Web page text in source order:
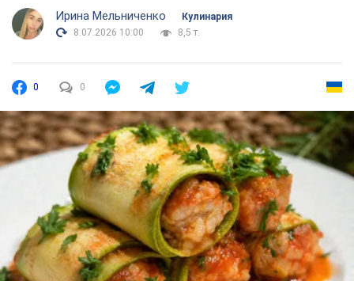
Ирина Мельниченко
Кулинария
8.07.2026 10:00
8,5 т.
0 0